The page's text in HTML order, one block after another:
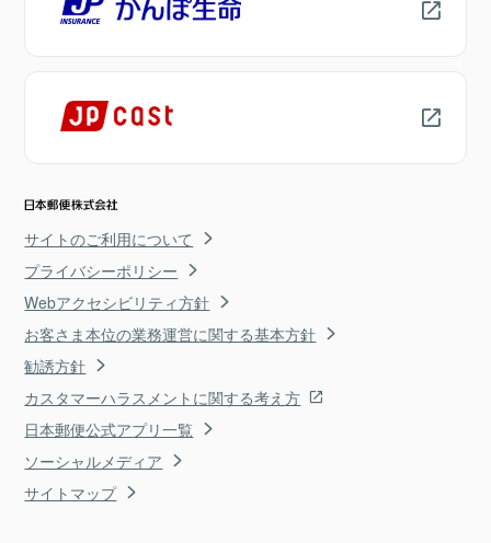
サイトのご利用について
プライバシーポリシー
Webアクセシビリティ方針
お客さま本位の業務運営に関する基本方針
勧誘方針
カスタマーハラスメントに関する考え方
日本郵便公式アプリ一覧
ソーシャルメディア
サイトマップ